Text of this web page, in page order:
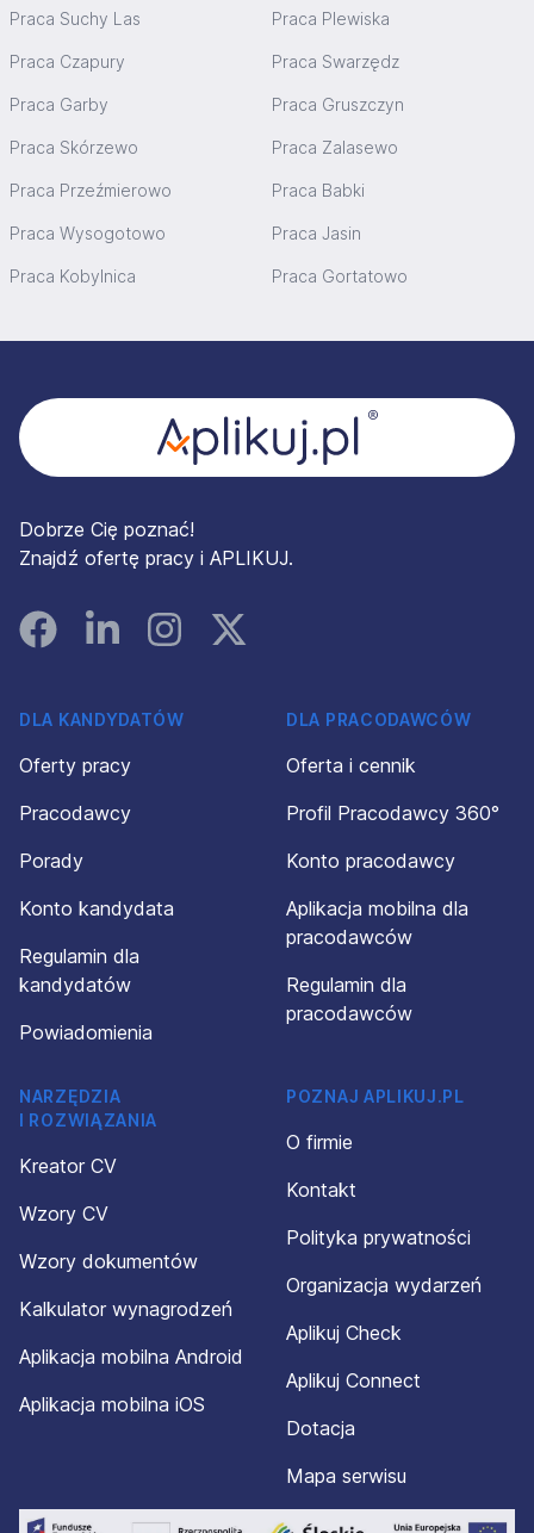
Praca Suchy Las Praca Plewiska
Praca Czapury Praca Swarzędz
Praca Garby Praca Gruszczyn
Praca Skórzewo Praca Zalasewo
Praca Przeźmierowo Praca Babki
Praca Wysogotowo Praca Jasin
Praca Kobylnica Praca Gortatowo
Dobrze Cię poznać!
Znajdź ofertę pracy i APLIKUJ.
FacebookLinked InInstagramInstagram
DLA KANDYDATÓW
Oferty pracy
Pracodawcy
Porady
Konto kandydata
Regulamin dla
kandydatów
Powiadomienia
DLA PRACODAWCÓW
Oferta i cennik
Profil Pracodawcy 360°
Konto pracodawcy
Aplikacja mobilna dla
pracodawców
Regulamin dla
pracodawców
NARZĘDZIA
I ROZWIĄZANIA
Kreator CV
Wzory CV
Wzory dokumentów
Kalkulator wynagrodzeń
Aplikacja mobilna Android
Aplikacja mobilna iOS
POZNAJ APLIKUJ.PL
O firmie
Kontakt
Polityka prywatności
Organizacja wydarzeń
Aplikuj Check
Aplikuj Connect
Dotacja
Mapa serwisu